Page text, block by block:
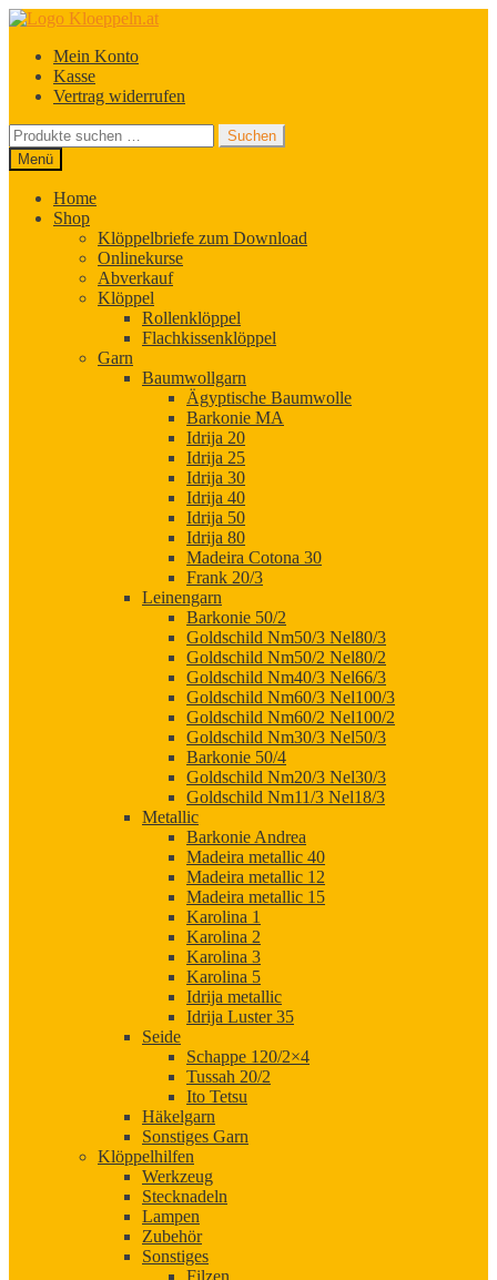
Zur
springen
Zum
springenMein Konto
Kasse
Vertrag widerrufen
Suchen
nach:
Suchen
Menü
Home
Shop
Klöppelbriefe zum Download
Onlinekurse
Abverkauf
Klöppel
Rollenklöppel
Flachkissenklöppel
Garn
Baumwollgarn
Ägyptische Baumwolle
Barkonie MA
Idrija 20
Idrija 25
Idrija 30
Idrija 40
Idrija 50
Idrija 80
Madeira Cotona 30
Frank 20/3
Leinengarn
Barkonie 50/2
Goldschild Nm50/3 Nel80/3
Goldschild Nm50/2 Nel80/2
Goldschild Nm40/3 Nel66/3
Goldschild Nm60/3 Nel100/3
Goldschild Nm60/2 Nel100/2
Goldschild Nm30/3 Nel50/3
Barkonie 50/4
Goldschild Nm20/3 Nel30/3
Goldschild Nm11/3 Nel18/3
Metallic
Barkonie Andrea
Madeira metallic 40
Madeira metallic 12
Madeira metallic 15
Karolina 1
Karolina 2
Karolina 3
Karolina 5
Idrija metallic
Idrija Luster 35
Seide
Schappe 120/2×4
Tussah 20/2
Ito Tetsu
Häkelgarn
Sonstiges Garn
Klöppelhilfen
Werkzeug
Stecknadeln
Lampen
Zubehör
Sonstiges
Filzen